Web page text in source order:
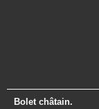
Bolet châtain.